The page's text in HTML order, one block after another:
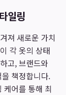
일링
져 새로운 가치
각 옷의 상태
고, 브랜드와
책정합니다.
케어를 통해 최